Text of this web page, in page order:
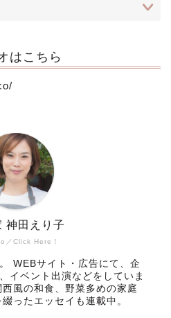
はこちら
／Click Here！
神田えり子
WEBサイト・広告にて、企
イベント出演などをしていま
風の和食、野菜多めの家庭
ったエッセイも連載中。